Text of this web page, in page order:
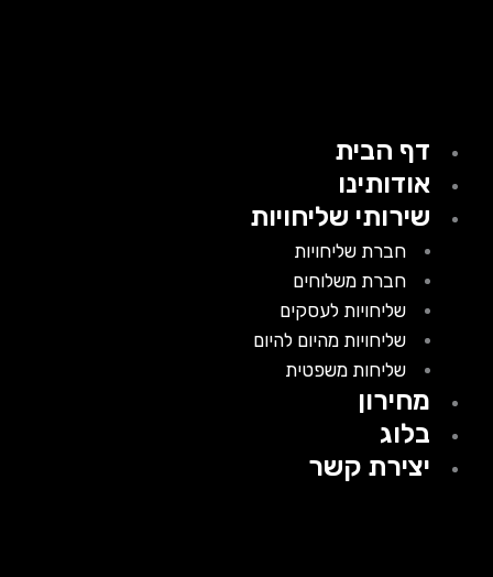
דף הבית
אודותינו
שירותי שליחויות
חברת שליחויות
חברת משלוחים
שליחויות לעסקים
שליחויות מהיום להיום
שליחות משפטית
מחירון
בלוג
יצירת קשר